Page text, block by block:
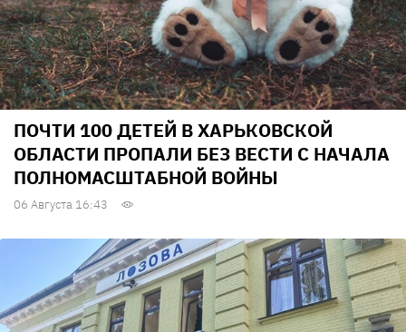
ПОЧТИ 100 ДЕТЕЙ В ХАРЬКОВСКОЙ
ОБЛАСТИ ПРОПАЛИ БЕЗ ВЕСТИ С НАЧАЛА
ПОЛНОМАСШТАБНОЙ ВОЙНЫ
06 Августа 16:43